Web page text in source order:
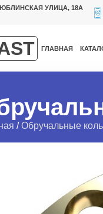
УЛИЦА, 18А
ГЛАВНАЯ
/Обручальные